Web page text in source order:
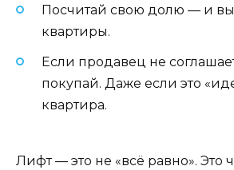
Посчитай свою долю — и
квартиры.
Если продавец не
покупай. Даже если это
квартира.
Лифт — это не «всё равно». Это